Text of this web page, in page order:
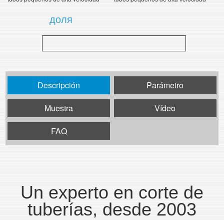
доля
Descripción
Parámetro
Muestra
Vídeo
FAQ
Un experto en corte de
tuberías, desde 2003